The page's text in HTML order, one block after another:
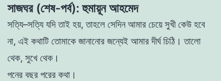
সাজঘর (শেষ-পর্ব): হুমায়ূন আহমেদ
সত্যি–সত্যিযদিতাই হয়,তাহলে সেদিনআমার চেয়েসুখীকেউহবে
না, এই কথাটি তােমাকে জানানাের জন্যেই আমারদীর্ঘচিঠি ।তালাে
থেক, সুখে থেক ।
পনের বছর পরের কথা ।